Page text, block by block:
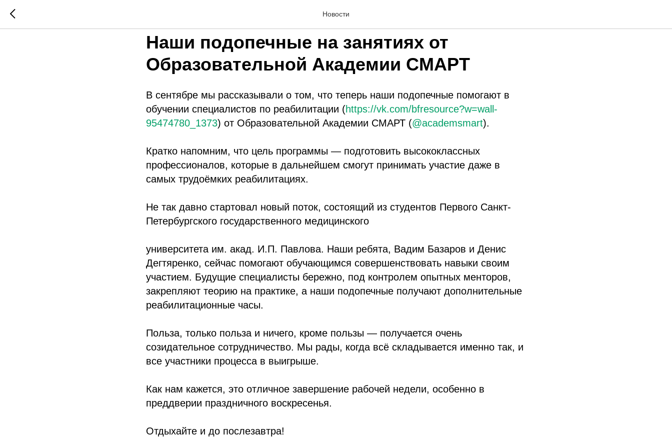
Новости
Наши подопечные на занятиях от
Образовательной Академии СМАРТ
В сентябре мы рассказывали о том, что теперь наши подопечные помогают в
обучении специалистов по реабилитации (https://vk.com/bfresource?w=wall-
95474780_1373) от Образовательной Академии СМАРТ (@academsmart).
Кратко напомним, что цель программы — подготовить высококлассных
профессионалов, которые в дальнейшем смогут принимать участие даже в
самых трудоёмких реабилитациях.
Не так давно стартовал новый поток, состоящий из студентов Первого Санкт-
Петербургского государственного медицинского
университета им. акад. И.П. Павлова. Наши ребята, Вадим Базаров и Денис
Дегтяренко, сейчас помогают обучающимся совершенствовать навыки своим
участием. Будущие специалисты бережно, под контролем опытных менторов,
закрепляют теорию на практике, а наши подопечные получают дополнительные
реабилитационные часы.
Польза, только польза и ничего, кроме пользы — получается очень
созидательное сотрудничество. Мы рады, когда всё складывается именно так, и
все участники процесса в выигрыше.
Как нам кажется, это отличное завершение рабочей недели, особенно в
преддверии праздничного воскресенья.
Отдыхайте и до послезавтра!